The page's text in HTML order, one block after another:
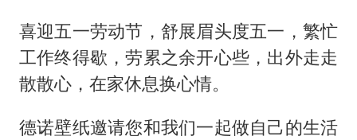
喜迎五一劳动节，舒展眉头度五一，繁忙
工作终得歇，劳累之余开心些，出外走走
散散心，在家休息换心情。
德诺壁纸邀请您和我们一起做自己的生活